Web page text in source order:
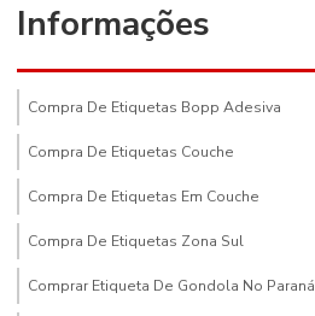
Informações
Compra De Etiquetas Bopp Adesiva
Compra De Etiquetas Couche
Compra De Etiquetas Em Couche
Compra De Etiquetas Zona Sul
Comprar Etiqueta De Gondola No Paraná